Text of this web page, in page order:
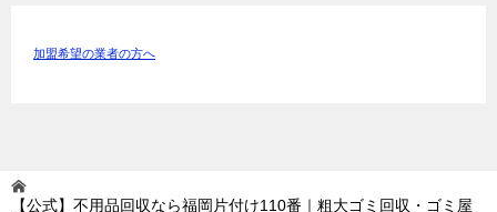
加盟希望の業者の方へ
【公式】不用品回収なら福岡片付け110番｜粗大ゴミ回収・ゴミ屋